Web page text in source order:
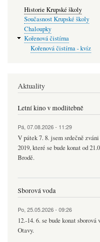
Historie Krupské školy
Současnost Krupské školy
Chaloupky
Kořenová čistírna
Kořenová čistírna - kvíz
Aktuality
Letní kino v modlitebně
Pá, 07.08.2026 - 11:29
V pátek 7. 8. jsem srdečně
2019, které se bude konat od
Brodě.
Sborová voda
Po, 25.05.2026 - 09:26
12.-14. 6. se bude konat
Otavy.